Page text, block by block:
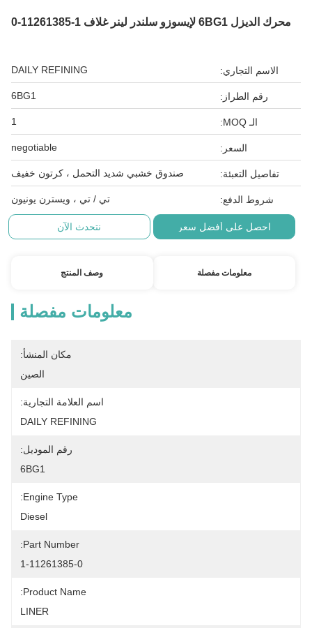
محرك الديزل 6BG1 لإيسوزو سلندر لينر غلاف 1-11261385-0
الاسم التجاري: DAILY REFINING
رقم الطراز: 6BG1
الـ MOQ: 1
السعر: negotiable
تفاصيل التعبئة: صندوق خشبي شديد التحمل ، كرتون خفيف
شروط الدفع: تي / تي ، ويسترن يونيون
احصل على أفضل سعر نتحدث الآن
معلومات مفصلة وصف المنتج
معلومات مفصلة
مكان المنشأ:
الصين
اسم العلامة التجارية:
DAILY REFINING
رقم الموديل:
6BG1
Engine Type:
Diesel
Part Number:
1-11261385-0
Product Name:
LINER